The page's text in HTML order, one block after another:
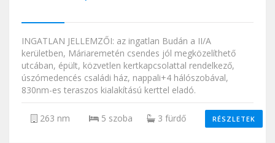
INGATLAN JELLEMZŐI: az ingatlan Budán a II/A
kerületben, Máriaremetén csendes jól megközelíthető
utcában, épült, közvetlen kertkapcsolattal rendelkező,
úszómedencés családi ház, nappali+4 hálószobával,
830nm-es teraszos kialakítású kerttel eladó.
263 nm 5 szoba 3 fürdő RÉSZLETEK